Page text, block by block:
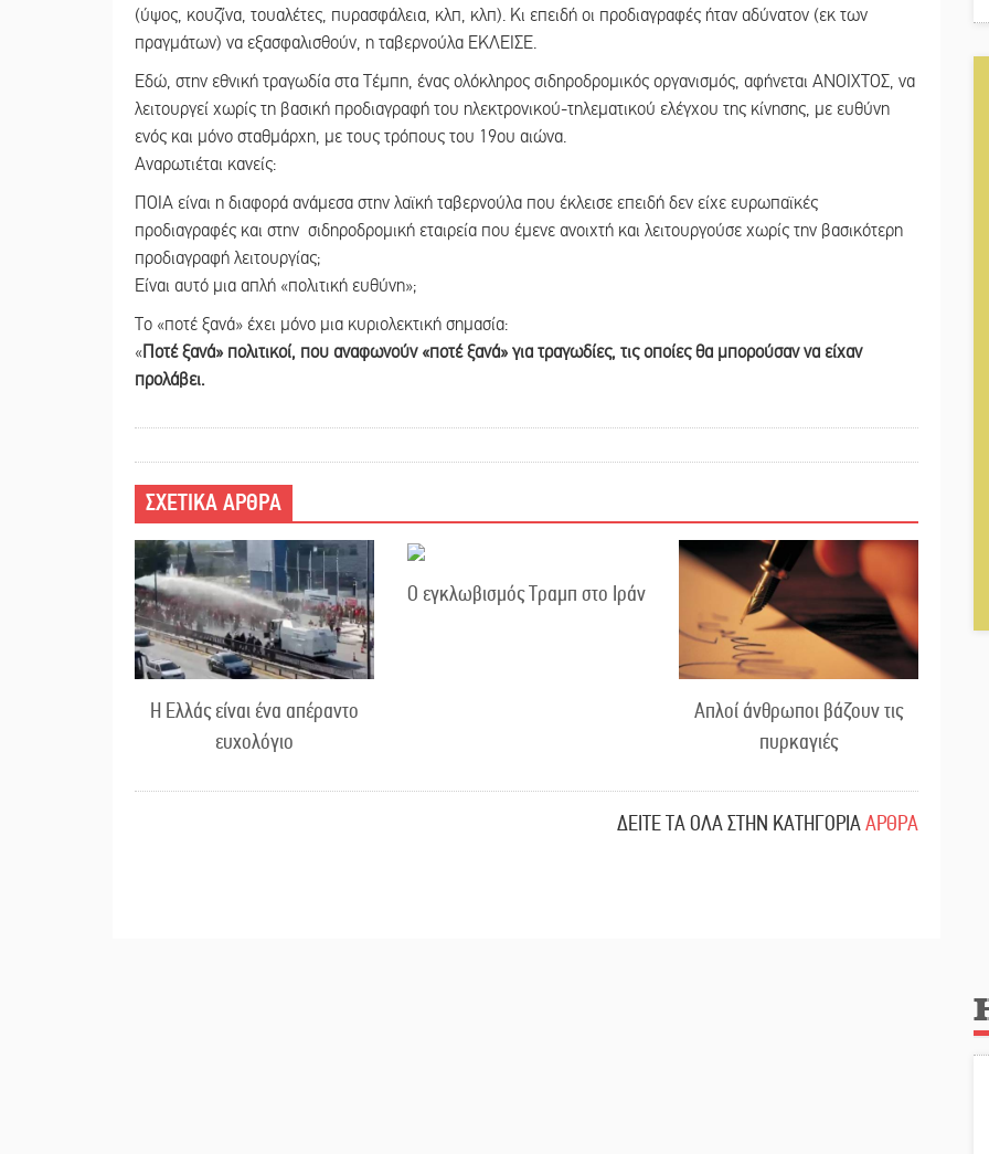
(ύψος, κουζίνα, τουαλέτες, πυρασφάλεια, κλπ, κλπ). Κι επειδή οι προδιαγραφές ήταν αδύνατον (εκ των
πραγμάτων) να εξασφαλισθούν, η ταβερνούλα ΕΚΛΕΙΣΕ.
Εδώ, στην εθνική τραγωδία στα Τέμπη, ένας ολόκληρος σιδηροδρομικός οργανισμός, αφήνεται ΑΝΟΙΧΤΟΣ, να
λειτουργεί χωρίς τη βασική προδιαγραφή του ηλεκτρονικού-τηλεματικού ελέγχου της κίνησης, με ευθύνη
ενός και μόνο σταθμάρχη, με τους τρόπους του 19ου αιώνα.
Αναρωτιέται κανείς:
ΠΟΙΑ είναι η διαφορά ανάμεσα στην λαϊκή ταβερνούλα που έκλεισε επειδή δεν είχε ευρωπαϊκές
προδιαγραφές και στην σιδηροδρομική εταιρεία που έμενε ανοιχτή και λειτουργούσε χωρίς την βασικότερη
προδιαγραφή λειτουργίας;
Είναι αυτό μια απλή «πολιτική ευθύνη»;
Το «ποτέ ξανά» έχει μόνο μια κυριολεκτική σημασία:
«Ποτέ ξανά» πολιτικοί, που αναφωνούν «ποτέ ξανά» για τραγωδίες, τις οποίες θα μπορούσαν να είχαν
προλάβει.
ΣΧΕΤΙΚΑ ΑΡΘΡΑ
Η Ελλάς είναι ένα απέραντο
ευχολόγιο
Ο εγκλωβισμός Τραμπ στο Ιράν
Απλοί άνθρωποι βάζουν τις
πυρκαγιές
ΔΕΙΤΕ ΤΑ ΟΛΑ ΣΤΗΝ ΚΑΤΗΓΟΡΙΑΑΡΘΡΑ